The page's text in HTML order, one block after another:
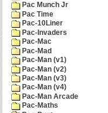
Pac Munch Jr
Pac Time
Pac-10Liner
Pac-Invaders
Pac-Mac
Pac-Mad
Pac-Man (v1)
Pac-Man (v2)
Pac-Man (v3)
Pac-Man (v4)
Pac-Man Arcade
Pac-Maths